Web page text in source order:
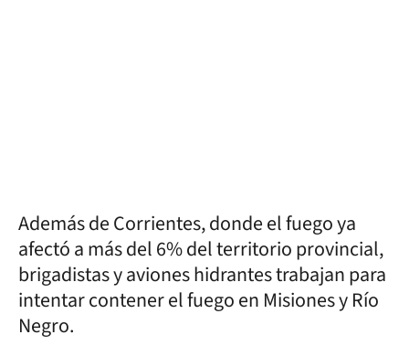
Además de Corrientes, donde el fuego ya
afectó a más del 6% del territorio provincial,
brigadistas y aviones hidrantes trabajan para
intentar contener el fuego en Misiones y Río
Negro.